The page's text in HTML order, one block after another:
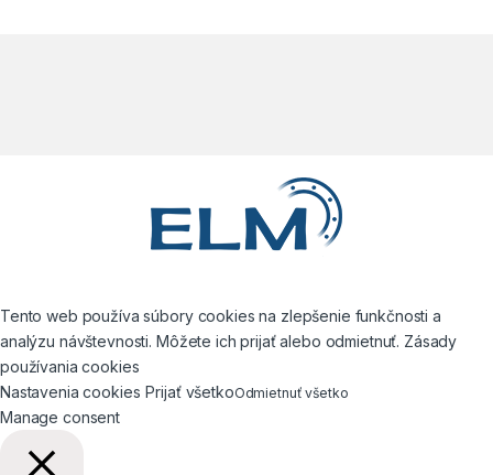
Tento web používa súbory cookies na zlepšenie funkčnosti a
analýzu návštevnosti. Môžete ich prijať alebo odmietnuť. Zásady
používania cookies
Nastavenia cookies Prijať všetkoOdmietnuť všetko
Manage consent